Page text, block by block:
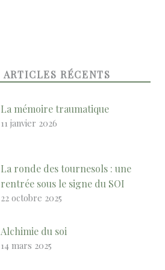
ARTICLES RÉCENTS
La mémoire traumatique
11 janvier 2026
La ronde des tournesols : une
rentrée sous le signe du SOI
22 octobre 2025
Alchimie du soi
14 mars 2025